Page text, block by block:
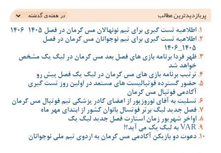
پربازدیدترین‌ مطالب
اطلاعیه تست گیری برای تیم نونهالان مس کرمان در فصل 1405-1406
اطلاعیه تست گیری برای تیم نوجوانان مس کرمان در فصل
1405_1406
ظهر فردا برنامه بازی های فصل بعد مس کرمان در لیگ یک مشخص
خواهد شد
ترتیب برنامه بازی های مس کرمان در لیگ یک فصل پیش رو
حضور گسترده فوتبالیست های مستعد در اولین روز تست گیری
آکادمی فوتبال مس کرمان
تسلیت به آقای نوروزپور از اعضای کادر پزشکی تیم فوتبال مس کرمان
فصل جدید لیگ برتر فوتسال بانوان کشور از ابتدای مهر ماه
اواخر شهریور زمان استارت فصل جدید لیگ یک
VAR به لیگ یک می آید؟!
دعوت دو بازیکن آکادمی مس کرمان به اردوی تیم ملی نوجوانان